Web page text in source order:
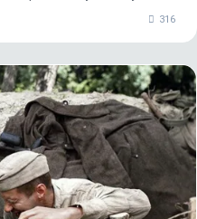
316